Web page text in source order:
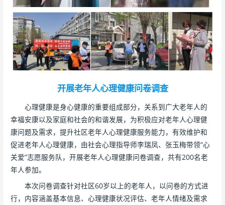
开展老年人心理健康问卷调查
心理健康是身心健康的重要组成部分，关系到广大老年人的
幸福安康以及家庭和社会的和谐发展，为积极应对老年人心理健
康问题及需求，提升社区老年人心理健康服务能力，有效维护和
促进老年人心理健康，由社会心理指导师李瑞凤、张玉梅带领“心
关爱”志愿服务队，开展老年人心理健康问卷调查，共有200名老
年人参加。
本次问卷调查针对社区60岁以上的老年人，以问卷的方式进
行，内容涵盖基本信息、心理健康状况评估、老年人情绪及需求